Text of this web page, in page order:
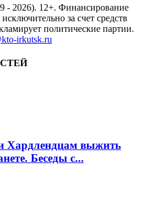
2026). 12+. Финансирование
за счет средств
политические партии.
irkutsk.ru
Хардлендцам выжить
Беседы с...